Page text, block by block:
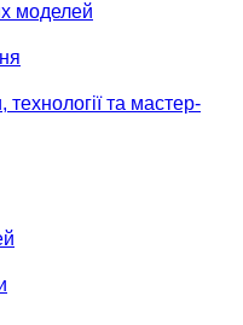
моделей
та мастер-